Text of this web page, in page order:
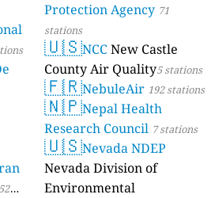
Protection Agency 71
stations
🇺🇸NCCNew Castle
County Air Quality5 stations
🇫🇷NebuleAir 192 stations
🇳🇵Nepal Health
Research Council 7 stations
🇺🇸Nevada NDEP
Nevada Division of
Environmental